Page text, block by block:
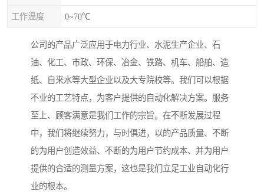
工作温度 0~70℃
公司的产品广泛应用于电力行业、水泥生产企业、石
油、化工、市政、环保、冶金、铁路、机车、船舶、造
纸、自来水等大型企业以及大专院校等。我们可以根据
不业的工艺特点，为客户提供的自动化解决方案。服务
至上、顾客满意是我们工作的宗旨。在不断发展过程
中，我们将继续努力，与时俱进，以的产品质量、不断
的为用户创造效益、不断的为用户节约成本、并为用户
提供的合适的测量方案，这也是我们立足工业自动化行
业的根本。